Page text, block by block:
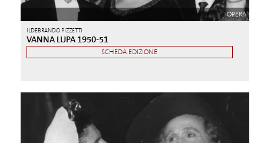
OPERA
ILDEBRANDO PIZZETTI
VANNA LUPA 1950-51
SCHEDA EDIZIONE